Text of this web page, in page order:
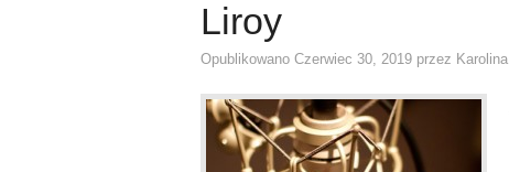
Liroy
Opublikowano Czerwiec 30, 2019 przez Karolina